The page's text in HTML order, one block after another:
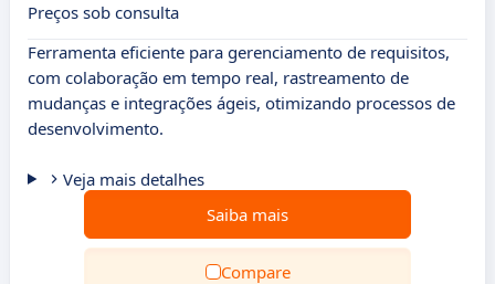
Preços sob consulta
Ferramenta eficiente para gerenciamento de requisitos,
com colaboração em tempo real, rastreamento de
mudanças e integrações ágeis, otimizando processos de
desenvolvimento.
Veja mais detalhes
Saiba mais
Compare